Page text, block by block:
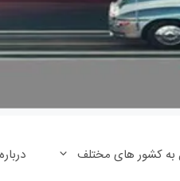
به کشور های مختلف